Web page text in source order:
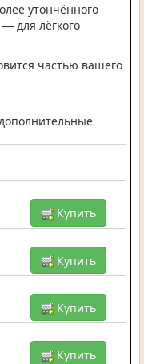
утончённого
для лёгкого
частью вашего
Купить
Купить
Купить
Купить